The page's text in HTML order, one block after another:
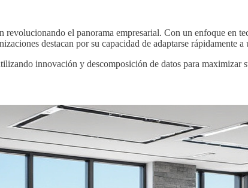
revolucionando el panorama empresarial. Con un enfoque en
destacan por su capacidad de adaptarse rápidamente a
innovación y descomposición de datos para maximizar